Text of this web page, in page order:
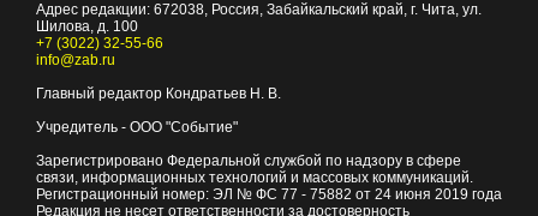
Адрес редакции: 672038, Россия, Забайкальский край, г. Чита, ул.
Шилова, д. 100
+7 (3022) 32-55-66
info@zab.ru
Главный редактор Кондратьев Н. В.
Учредитель - ООО "Событие"
Зарегистрировано Федеральной службой по надзору в сфере
связи, информационных технологий и массовых коммуникаций.
Регистрационный номер: ЭЛ № ФС 77 - 75882 от 24 июня 2019 года
Редакция не несет ответственности за достоверность